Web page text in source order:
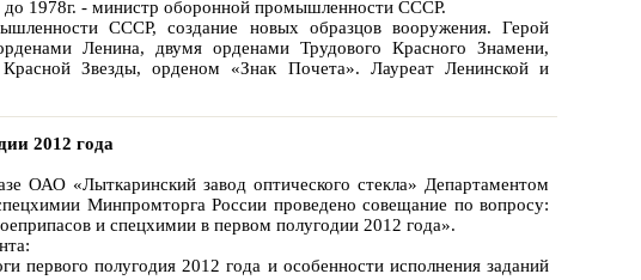
1978г. - министр оборонной промышленности СССР.
СССР, создание новых образцов вооружения. Герой
Ленина, двумя орденами Трудового Красного Знамени,
Звезды, орденом «Знак Почета». Лауреат Ленинской и
2012 года
ОАО «Лыткаринский завод оптического стекла» Департаментом
Минпромторга России проведено совещание по вопросу:
и спецхимии в первом полугодии 2012 года».
полугодия 2012 года и особенности исполнения заданий